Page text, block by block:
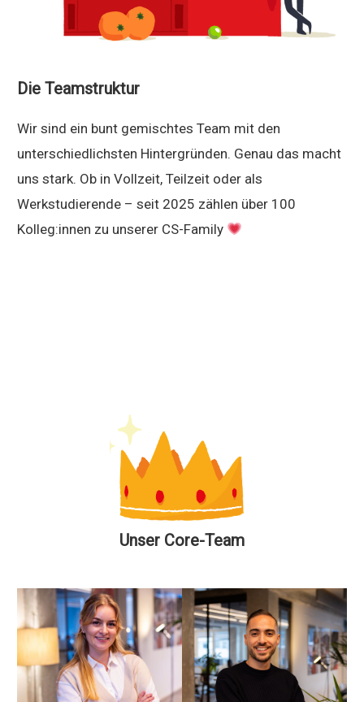
Die Teamstruktur
Wir sind ein bunt gemischtes Team mit den
unterschiedlichsten Hintergründen. Genau das macht
uns stark. Ob in Vollzeit, Teilzeit oder als
Werkstudierende – seit 2025 zählen über 100
Kolleg:innen zu unserer CS-Family
Unser Core-Team